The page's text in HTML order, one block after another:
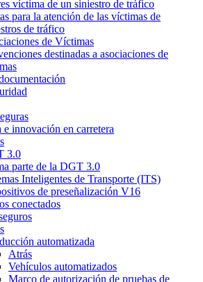
víctima de un siniestro de tráfico
para la atención de las víctimas de
de tráfico
de Víctimas
destinadas a asociaciones de
e innovación en carretera
3.0
parte de la DGT 3.0
Inteligentes de Transporte (ITS)
de preseñalización V16
conectados
automatizada
Atrás
Vehículos automatizados
Marco de autorización de pruebas de